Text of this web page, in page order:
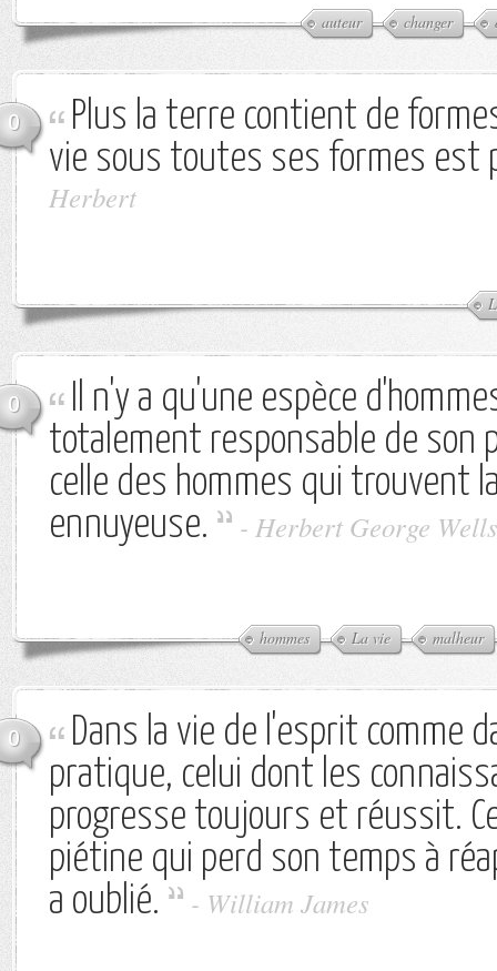
auteur changer
0
Plus la terre contient de
vie sous toutes ses formes est
Herbert
0
Il n'y a qu'une espèce
totalement responsable de son
celle des hommes qui trouvent
ennuyeuse.
- Herbert George Wells
hommes La vie malheur
0
Dans la vie de l'esprit comme
pratique, celui dont les
progresse toujours et réussit.
piétine qui perd son temps à
a oublié.
- William James